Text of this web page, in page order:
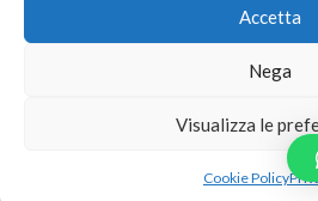
Accetta
Nega
Visualizza le
Cookie Policy
e gopro
Phone Crash - riparazione iphone pisa